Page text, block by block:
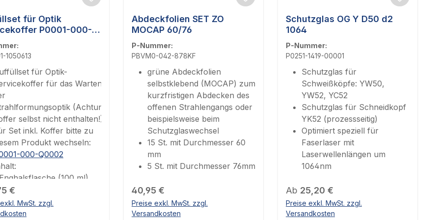
für Optik
P0001-000-
ZO BOX CLEAN Refill
1050613
für Optik-
für das Warten
(Achtung,
selbst nicht enthalten!)
Set inkl. Koffer bitte zu
Produkt wechseln:
000-Q0002
(100 ml)
Schutzfolien (MOCAP)
(groß, mittel,
Preis:
€
MwSt. zzgl.
Abdeckfolien SET ZO
MOCAP 60/76
P-Nummer:
PBVM0-042-878KF
grüne Abdeckfolien
selbstklebend (MOCAP) zum
kurzfristigen Abdecken des
offenen Strahlengangs oder
beispielsweise beim
Schutzglaswechsel
15 St. mit Durchmesser 60
mm
5 St. mit Durchmesser 76mm
Regulärer Preis:
40,95 €
Preise exkl. MwSt. zzgl.
Versandkosten
Schutzglas OG Y D50 d2
1064
P-Nummer:
P0251-1419-00001
Schutzglas für
Schweißköpfe: YW50,
YW52, YC52
Schutzglas für Schneidkopf
YK52 (prozessseitig)
Optimiert speziell für
Faserlaser mit
Laserwellenlängen um
1064nm
Regulärer Preis:
Ab 25,20 €
Preise exkl. MwSt. zzgl.
Versandkosten